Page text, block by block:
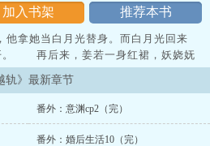
加入书架 推荐本书
他拿她当白月光替身。而白月光回来
。 再后来，姜若一身红裙，妖娆妩
有一天，霍津庭逮到姜若，将她死死
音沙哑…
轨》最新章节
番外：意渊cp2（完）
番外：婚后生活10（完）